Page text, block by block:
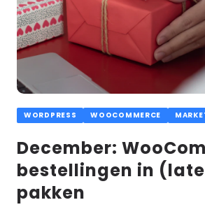
WORDPRESS WOOCOMMERCE
December:
bestellingen in
pakken